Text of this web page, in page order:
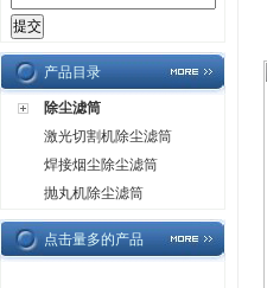
产品目录
除尘滤筒
激光切割机除尘滤筒
焊接烟尘除尘滤筒
抛丸机除尘滤筒
点击量多的产品